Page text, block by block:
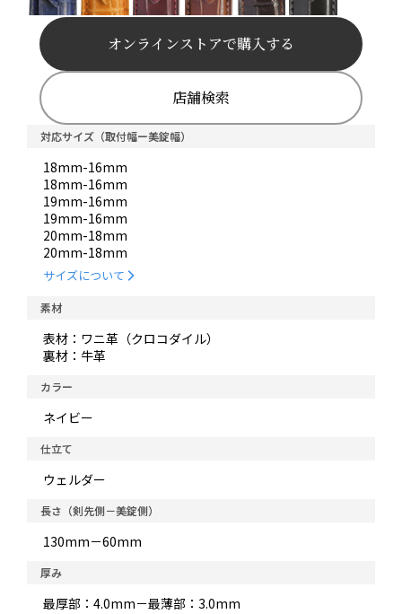
対応サイズ（取付幅ー美錠幅）
18mm-16mm
18mm-16mm
19mm-16mm
19mm-16mm
20mm-18mm
20mm-18mm
サイズについて
素材
表材：ワニ革（クロコダイル）
裏材：牛革
カラー
ネイビー
仕立て
ウェルダー
長さ（剣先側－美錠側）
130mm－60mm
厚み
最厚部：4.0mm－最薄部：3.0mm
オンラインストアで購入する
店舗検索